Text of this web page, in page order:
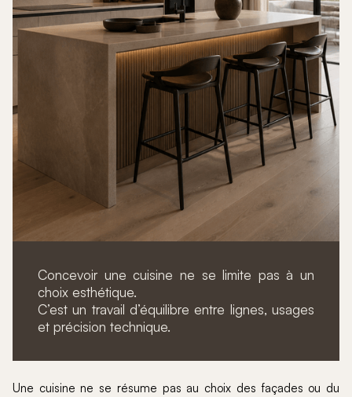
Concevoir une cuisine ne se limite pas à un
choix esthétique.
C’est un travail d’équilibre entre lignes, usages
et précision technique.
Une cuisine ne se résume pas au choix des façades ou du